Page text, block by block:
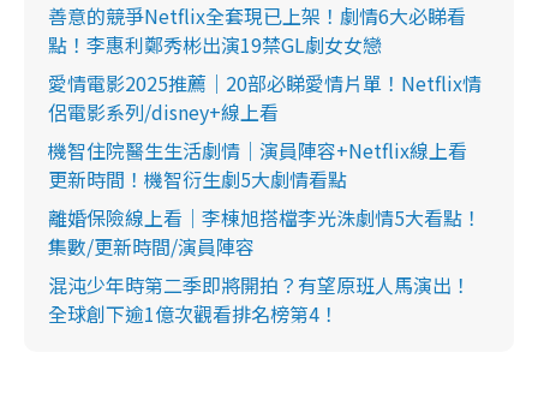
善意的競爭Netflix全套現已上架！劇情6大必睇看
點！李惠利鄭秀彬出演19禁GL劇女女戀
愛情電影2025推薦｜20部必睇愛情片單！Netflix情
侶電影系列/disney+線上看
機智住院醫生生活劇情｜演員陣容+Netflix線上看
更新時間！機智衍生劇5大劇情看點
離婚保險線上看｜李棟旭搭檔李光洙劇情5大看點！
集數/更新時間/演員陣容
混沌少年時第二季即將開拍？有望原班人馬演出！
全球創下逾1億次觀看排名榜第4！